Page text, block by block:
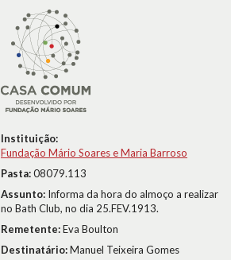
Instituição:
Fundação Mário Soares e Maria Barroso
Pasta:08079.113
Assunto: Informa da hora do almoço a realizar
no Bath Club, no dia 25.FEV.1913.
Remetente:Eva Boulton
Destinatário:Manuel Teixeira Gomes